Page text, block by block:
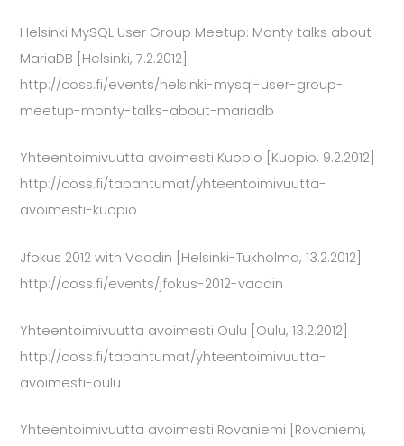
Helsinki MySQL User Group Meetup: Monty talks about
MariaDB [Helsinki, 7.2.2012]
http://coss.fi/events/helsinki-mysql-user-group-
meetup-monty-talks-about-mariadb
Yhteentoimivuutta avoimesti Kuopio [Kuopio, 9.2.2012]
http://coss.fi/tapahtumat/yhteentoimivuutta-
avoimesti-kuopio
Jfokus 2012 with Vaadin [Helsinki-Tukholma, 13.2.2012]
http://coss.fi/events/jfokus-2012-vaadin
Yhteentoimivuutta avoimesti Oulu [Oulu, 13.2.2012]
http://coss.fi/tapahtumat/yhteentoimivuutta-
avoimesti-oulu
Yhteentoimivuutta avoimesti Rovaniemi [Rovaniemi,